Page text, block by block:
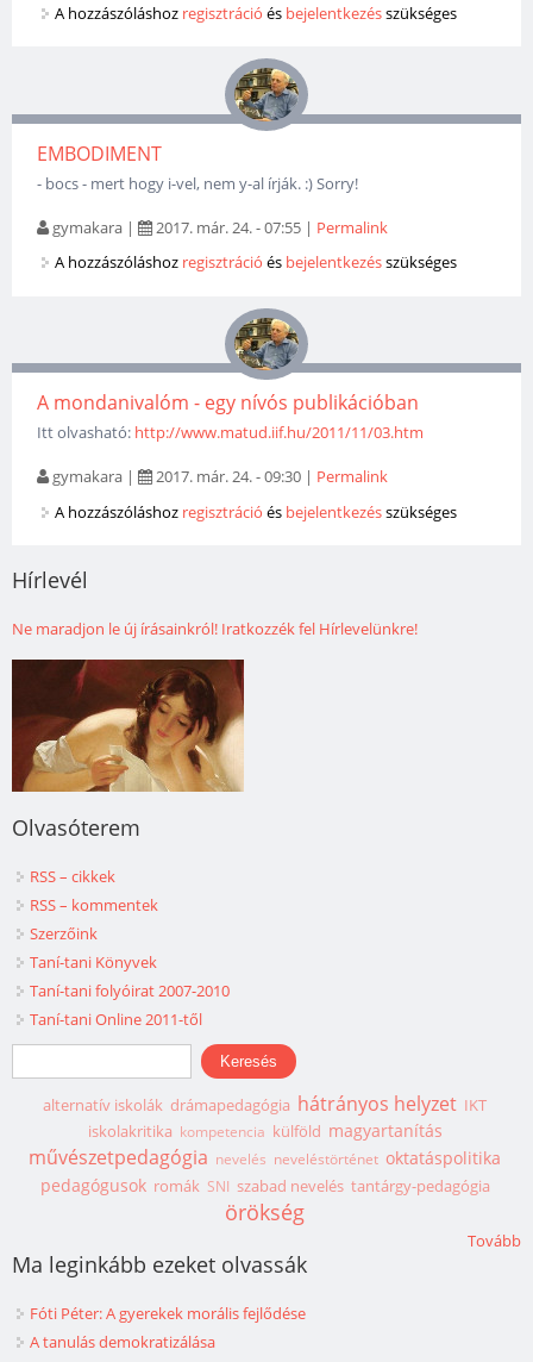
A hozzászóláshoz regisztráció és bejelentkezésszükséges
EMBODIMENT
- bocs - mert hogy i-vel, nem y-al írják. :) Sorry!
gymakara | 2017. már. 24. - 07:55 | Permalink
A hozzászóláshoz regisztráció és bejelentkezésszükséges
A mondanivalóm - egy nívós publikációban
Itt olvasható: http://www.matud.iif.hu/2011/11/03.htm
gymakara | 2017. már. 24. - 09:30 | Permalink
A hozzászóláshoz regisztráció és bejelentkezésszükséges
Hírlevél
Ne maradjon le új írásainkról! Iratkozzék fel Hírlevelünkre!
Olvasóterem
RSS – cikkek
RSS – kommentek
Szerzőink
Taní-tani Könyvek
Taní-tani folyóirat 2007-2010
Taní-tani Online 2011-től
Keresés űrlap
Keresés
alternatív iskolák drámapedagógia hátrányos helyzet IKT
iskolakritika kompetencia külföld magyartanítás
művészetpedagógia nevelés neveléstörténet oktatáspolitika
pedagógusok romák SNI szabad nevelés tantárgy-pedagógia
örökség
Tovább
Ma leginkább ezeket olvassák
Fóti Péter: A gyerekek morális fejlődése
A tanulás demokratizálása